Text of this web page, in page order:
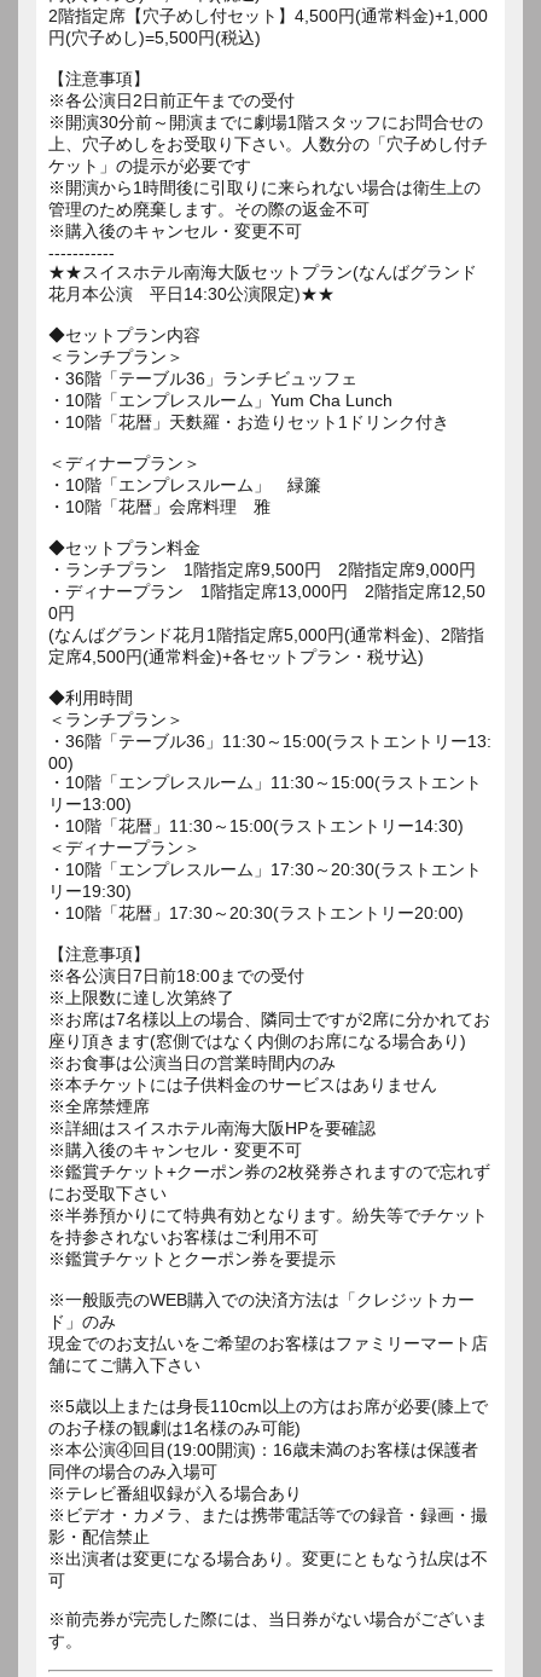
2階指定席【穴子めし付セット】4,500円(通常料金)+1,000
円(穴子めし)=5,500円(税込)
【注意事項】
※各公演日2日前正午までの受付
※開演30分前～開演までに劇場1階スタッフにお問合せの
上、穴子めしをお受取り下さい。人数分の「穴子めし付チ
ケット」の提示が必要です
※開演から1時間後に引取りに来られない場合は衛生上の
管理のため廃棄します。その際の返金不可
※購入後のキャンセル・変更不可
-----------
★★スイスホテル南海大阪セットプラン(なんばグランド
花月本公演 平日14:30公演限定)★★
◆セットプラン内容
＜ランチプラン＞
・36階「テーブル36」ランチビュッフェ
・10階「エンプレスルーム」Yum Cha Lunch
・10階「花暦」天麩羅・お造りセット1ドリンク付き
＜ディナープラン＞
・10階「エンプレスルーム」 緑簾
・10階「花暦」会席料理 雅
◆セットプラン料金
・ランチプラン 1階指定席9,500円 2階指定席9,000円
・ディナープラン 1階指定席13,000円 2階指定席12,50
0円
(なんばグランド花月1階指定席5,000円(通常料金)、2階指
定席4,500円(通常料金)+各セットプラン・税サ込)
◆利用時間
＜ランチプラン＞
・36階「テーブル36」11:30～15:00(ラストエントリー13:
00)
・10階「エンプレスルーム」11:30～15:00(ラストエント
リー13:00)
・10階「花暦」11:30～15:00(ラストエントリー14:30)
＜ディナープラン＞
・10階「エンプレスルーム」17:30～20:30(ラストエント
リー19:30)
・10階「花暦」17:30～20:30(ラストエントリー20:00)
【注意事項】
※各公演日7日前18:00までの受付
※上限数に達し次第終了
※お席は7名様以上の場合、隣同士ですが2席に分かれてお
座り頂きます(窓側ではなく内側のお席になる場合あり)
※お食事は公演当日の営業時間内のみ
※本チケットには子供料金のサービスはありません
※全席禁煙席
※詳細はスイスホテル南海大阪HPを要確認
※購入後のキャンセル・変更不可
※鑑賞チケット+クーポン券の2枚発券されますので忘れず
にお受取下さい
※半券預かりにて特典有効となります。紛失等でチケット
を持参されないお客様はご利用不可
※鑑賞チケットとクーポン券を要提示
※一般販売のWEB購入での決済方法は「クレジットカー
ド」のみ
現金でのお支払いをご希望のお客様はファミリーマート店
舗にてご購入下さい
※5歳以上または身長110cm以上の方はお席が必要(膝上で
のお子様の観劇は1名様のみ可能)
※本公演④回目(19:00開演)：16歳未満のお客様は保護者
同伴の場合のみ入場可
※テレビ番組収録が入る場合あり
※ビデオ・カメラ、または携帯電話等での録音・録画・撮
影・配信禁止
※出演者は変更になる場合あり。変更にともなう払戻は不
可
※前売券が完売した際には、当日券がない場合がございま
す。